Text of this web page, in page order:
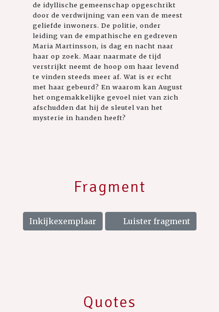
de idyllische gemeenschap opgeschrikt
door de verdwijning van een van de meest
geliefde inwoners. De politie, onder
leiding van de empathische en gedreven
Maria Martinsson, is dag en nacht naar
haar op zoek. Maar naarmate de tijd
verstrijkt neemt de hoop om haar levend
te vinden steeds meer af. Wat is er echt
met haar gebeurd? En waarom kan August
het ongemakkelijke gevoel niet van zich
afschudden dat hij de sleutel van het
mysterie in handen heeft?
Fragment
Inkijkexemplaar Luister fragment
Quotes